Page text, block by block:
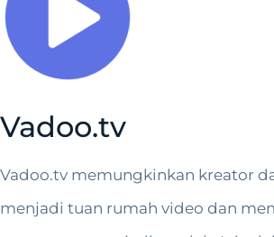
Vadoo.tv
Vadoo.tv memungkinkan kreator
menjadi tuan rumah video dan